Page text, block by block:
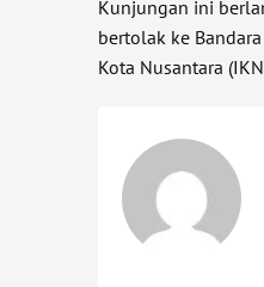
Kunjungan ini
bertolak ke
Kota Nusantara